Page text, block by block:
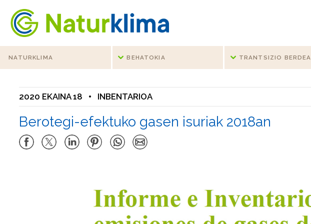
Indize nagusira jo
Edukietara jo
NATURKLIMA BEHATOKIA TRANTSIZIO BERDEA
2020 EKAINA 18 • INBENTARIOA
Berotegi-efektuko gasen isuriak 2018an